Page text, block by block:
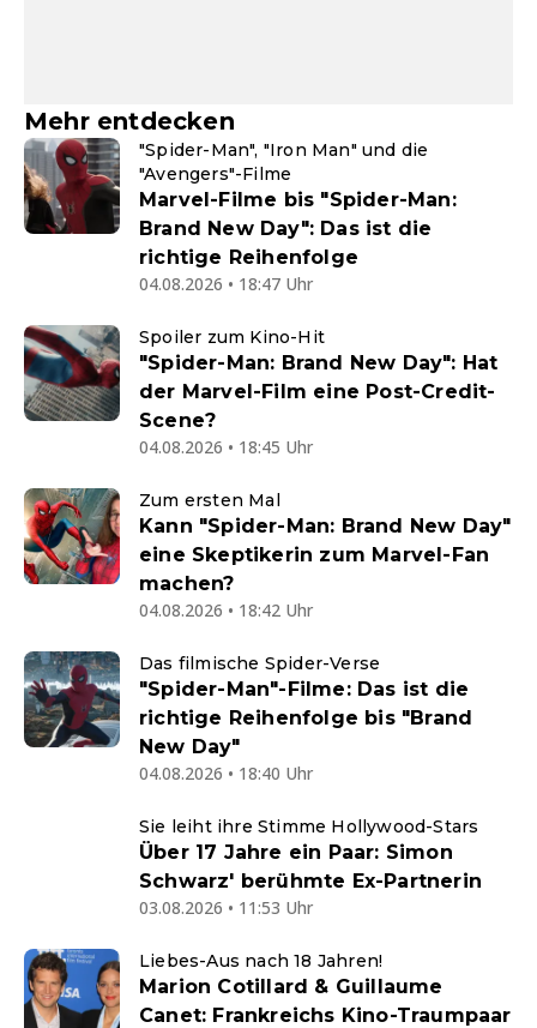
Mehr entdecken
"Spider-Man", "Iron Man" und die
"Avengers"-Filme
Marvel-Filme bis "Spider-Man:
Brand New Day": Das ist die
richtige Reihenfolge
04.08.2026 • 18:47 Uhr
Spoiler zum Kino-Hit
"Spider-Man: Brand New Day": Hat
der Marvel-Film eine Post-Credit-
Scene?
04.08.2026 • 18:45 Uhr
Zum ersten Mal
Kann "Spider-Man: Brand New Day"
eine Skeptikerin zum Marvel-Fan
machen?
04.08.2026 • 18:42 Uhr
Das filmische Spider-Verse
"Spider-Man"-Filme: Das ist die
richtige Reihenfolge bis "Brand
New Day"
04.08.2026 • 18:40 Uhr
Sie leiht ihre Stimme Hollywood-Stars
Über 17 Jahre ein Paar: Simon
Schwarz' berühmte Ex-Partnerin
03.08.2026 • 11:53 Uhr
Liebes-Aus nach 18 Jahren!
Marion Cotillard & Guillaume
Canet: Frankreichs Kino-Traumpaar